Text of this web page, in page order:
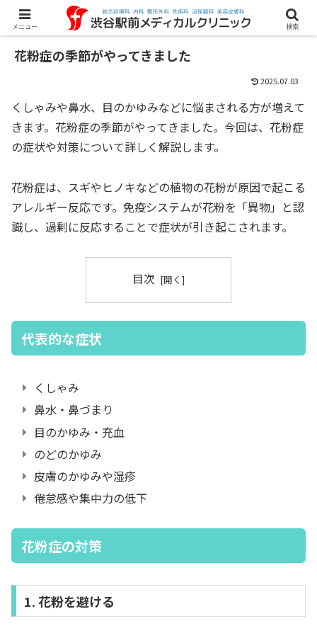
花粉症の季節がやってきました
2025.07.03
くしゃみや鼻水、目のかゆみなどに悩まされる方が増えて
きます。花粉症の季節がやってきました。今回は、花粉症
の症状や対策について詳しく解説します。
花粉症は、スギやヒノキなどの植物の花粉が原因で起こる
アレルギー反応です。免疫システムが花粉を「異物」と認
識し、過剰に反応することで症状が引き起こされます。
目次
代表的な症状
くしゃみ
鼻水・鼻づまり
目のかゆみ・充血
のどのかゆみ
皮膚のかゆみや湿疹
倦怠感や集中力の低下
花粉症の対策
1. 花粉を避ける
メニュー 検索